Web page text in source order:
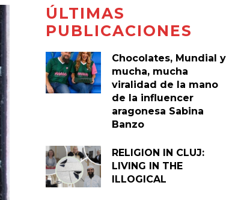
ÚLTIMAS
PUBLICACIONES
Chocolates, Mundial y
mucha, mucha
viralidad de la mano
de la influencer
aragonesa Sabina
Banzo
RELIGION IN CLUJ:
LIVING IN THE
ILLOGICAL